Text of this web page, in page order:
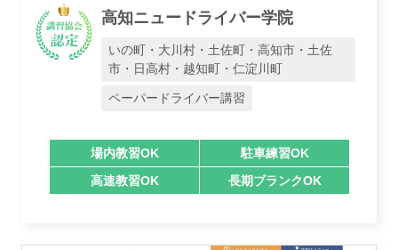
高知ニュードライバー学院
いの町・大川村・土佐町・高知市・土佐
市・日高村・越知町・仁淀川町
ペーパードライバー講習
場内教習OK
駐車練習OK
高速教習OK
長期ブランクOK